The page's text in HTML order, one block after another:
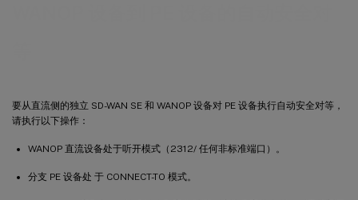
要从直流侧的独立 SD-WAN SE 和 WANOP 设备对 PE 设备执行自动安全对等，
请执行以下操作：
WANOP 直流设备处于听开模式（2312/ 任何非标准端口）。
分支 PE 设备处 于 CONNECT-TO 模式。